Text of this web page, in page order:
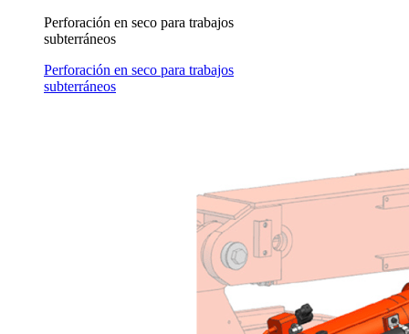
Perforación en seco para trabajos
subterráneos
Perforación en seco para trabajos
subterráneos